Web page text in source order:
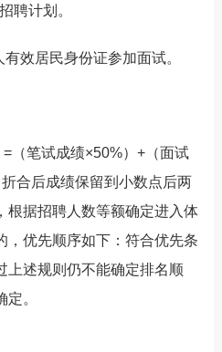
聘计划。
效居民身份证参加面试。
（笔试成绩×50%）+（面试
合后成绩保留到小数点后两
根据招聘人数等额确定进入体
，优先顺序如下：符合优先条
上述规则仍不能确定排名顺
。